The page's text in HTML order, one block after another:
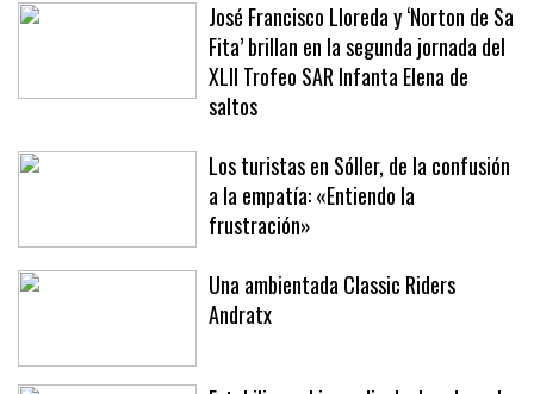
José Francisco Lloreda y ‘Norton de Sa
Fita’ brillan en la segunda jornada del
XLII Trofeo SAR Infanta Elena de
saltos
Los turistas en Sóller, de la confusión
a la empatía: «Entiendo la
frustración»
Una ambientada Classic Riders
Andratx